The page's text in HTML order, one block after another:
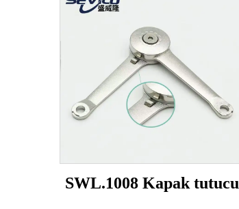
SWL.1008 Kapak tutucu